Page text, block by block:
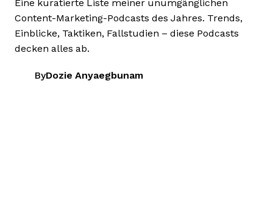
Eine kuratierte Liste meiner unumgänglichen
Content-Marketing-Podcasts des Jahres. Trends,
Einblicke, Taktiken, Fallstudien – diese Podcasts
decken alles ab.
ByDozie Anyaegbunam